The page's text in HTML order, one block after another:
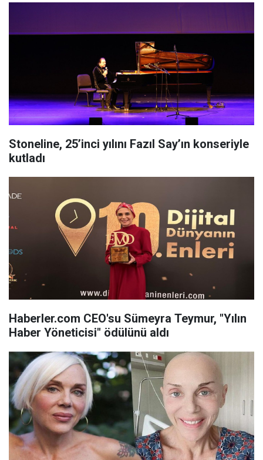
Stoneline, 25’inci yılını Fazıl Say’ın konseriyle
kutladı
Haberler.com CEO'su Sümeyra Teymur, "Yılın
Haber Yöneticisi" ödülünü aldı